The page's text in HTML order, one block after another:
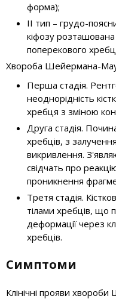
форма);
II тип – грудо-
кіфозу
поперекового
Хвороба Шейермана-Мау
Перша стадія.
неоднорідність
хребця з зміною
Друга стадія.
хребців, з
викривлення.
свідчать про
проникнення
Третя стадія.
тілами хребців, що
деформації через
хребців.
Симптоми
Клінічні прояви